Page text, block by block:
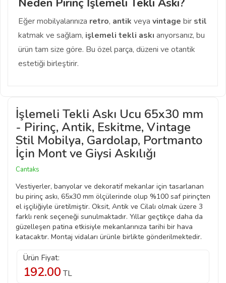
Eğer mobilyalarınıza retro, antik veya vintage bir stil
katmak ve sağlam, işlemeli tekli askı arıyorsanız, bu
ürün tam size göre. Bu özel parça, düzeni ve otantik
estetiği birleştirir.
İşlemeli Tekli Askı Ucu 65x30 mm
- Pirinç, Antik, Eskitme, Vintage
Stil Mobilya, Gardolap, Portmanto
İçin Mont ve Giysi Askılığı
Cantaks
Vestiyerler, banyolar ve dekoratif mekanlar için tasarlanan
bu pirinç askı, 65x30 mm ölçülerinde olup %100 saf pirinçten
el işçiliğiyle üretilmiştir. Oksit, Antik ve Cilalı olmak üzere 3
farklı renk seçeneği sunulmaktadır. Yıllar geçtikçe daha da
güzelleşen patina etkisiyle mekanlarınıza tarihi bir hava
katacaktır. Montaj vidaları ürünle birlikte gönderilmektedir.
Ürün Fiyat:
192.00 TL